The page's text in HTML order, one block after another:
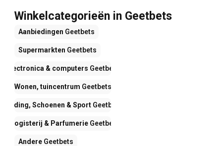
Winkelcategorieën in Geetbets
Aanbiedingen Geetbets
Supermarkten Geetbets
Electronica & computers Geetbets
Wonen, tuincentrum Geetbets
Kleding, Schoenen & SportGeetbets
Drogisterij & ParfumerieGeetbets
Andere Geetbets